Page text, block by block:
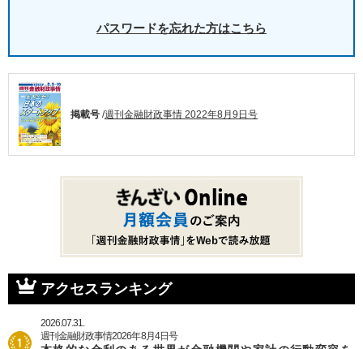
パスワードを忘れた方はこちら
掲載号 /週刊金融財政事情 2022年8月9日号
アクセスランキング
2026.07.31.
週刊金融財政事情2026年8月4日号